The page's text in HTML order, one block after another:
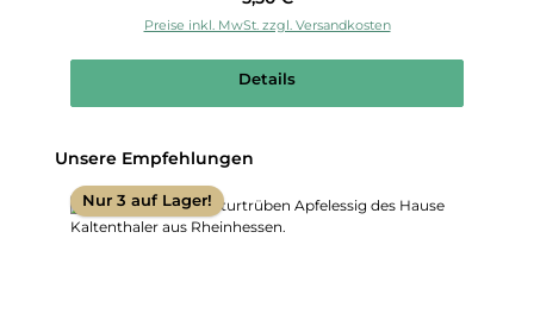
Preise inkl. MwSt. zzgl. Versandkosten
Details
Produktgalerie überspringen
Unsere Empfehlungen
Nur 3 auf Lager!